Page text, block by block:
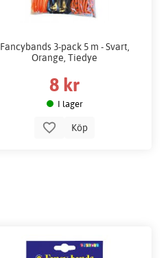
Fancybands 3-pack 5 m - Svart,
Orange, Tiedye
8 kr
I lager
Köp